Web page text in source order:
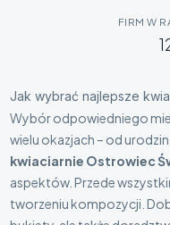
FIRM W
Jak wybrać najlepsze
Wybór odpowiedniego
wielu okazjach – od
kwiaciarnie Ostrowiec
aspektów. Przede
tworzeniu kompozycji.